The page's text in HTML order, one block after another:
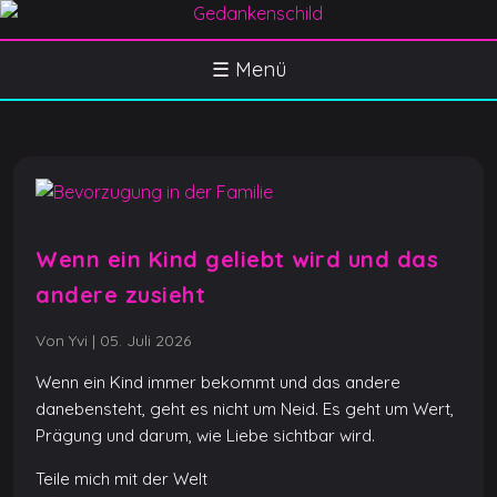
S
k
p
☰ Menü
Wenn ein Kind geliebt wird und das
andere zusieht
Von Yvi | 05. Juli 2026
Wenn ein Kind immer bekommt und das andere
danebensteht, geht es nicht um Neid. Es geht um Wert,
Prägung und darum, wie Liebe sichtbar wird.
Teile mich mit der Welt